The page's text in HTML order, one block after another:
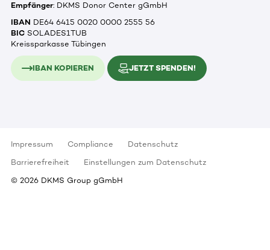
Empfänger: DKMS Donor Center gGmbH
IBAN DE64 6415 0020 0000 2555 56
BIC SOLADES1TUB
Kreissparkasse Tübingen
IBAN KOPIEREN JETZT SPENDEN!
Impressum Compliance
Datenschutz
Barrierefreiheit
Einstellungen zum Datenschutz
© 2026 DKMS Group gGmbH